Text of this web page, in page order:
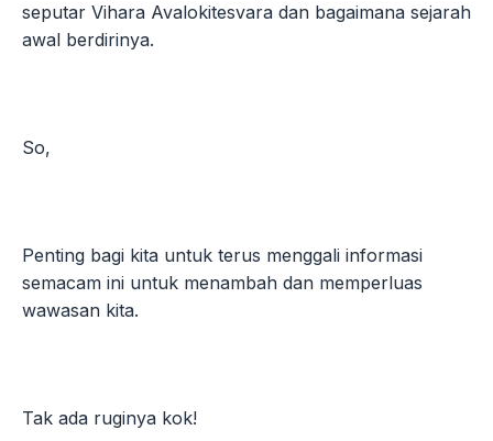
seputar Vihara Avalokitesvara dan bagaimana sejarah
awal berdirinya.
So,
Penting bagi kita untuk terus menggali informasi
semacam ini untuk menambah dan memperluas
wawasan kita.
Tak ada ruginya kok!